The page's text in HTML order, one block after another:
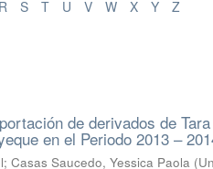
R S T U V W X Y
Z
de derivados de
en el Periodo 2013 –
;Casas Saucedo, Yessica Paola (